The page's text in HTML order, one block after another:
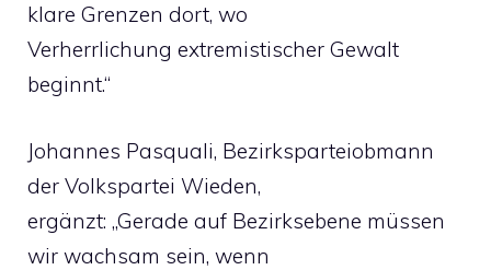
klare Grenzen dort, wo
Verherrlichung extremistischer Gewalt
beginnt.“
Johannes Pasquali, Bezirksparteiobmann
der Volkspartei Wieden,
ergänzt: „Gerade auf Bezirksebene müssen
wir wachsam sein, wenn